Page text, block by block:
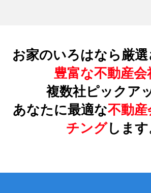
お家のいろはなら厳選
豊富な不動産会
複数社ピックア
あなたに最適な不動産
チングします